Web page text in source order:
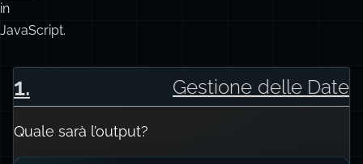
in
JavaScript.
1. Gestione delle Date
Quale sarà l’output?